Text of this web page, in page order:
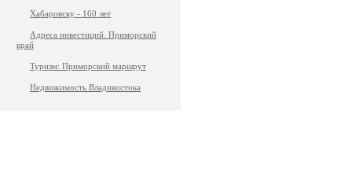
Хабаровску - 160 лет
Адреса инвестиций. Приморский
край
Туризм: Приморский маршрут
Недвижимость Владивостока